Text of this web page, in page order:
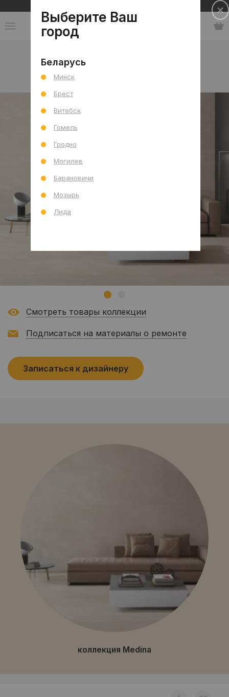
Каталог
коллекция Medina
Смотреть товары коллекции
Подписаться на материалы о ремонте
Записаться к дизайнеру
коллекция Medina
Выберите Ваш
город
Беларусь
Минск
Брест
Витебск
Гомель
Гродно
Могилев
Барановичи
Мозырь
Лида